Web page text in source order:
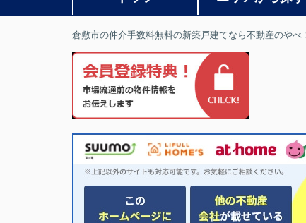
倉敷市の仲介手数料無料の新築戸建てなら不動産のやべ